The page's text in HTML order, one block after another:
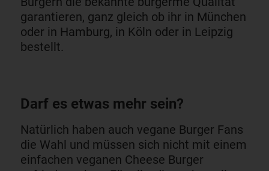
garantieren, ganz gleich ob ihr in München
oder in Hamburg, in Köln oder in Leipzig
bestellt.
Darf es etwas mehr sein?
Natürlich haben auch vegane Burger Fans
die Wahl und müssen sich nicht mit einem
einfachen veganen Cheese Burger